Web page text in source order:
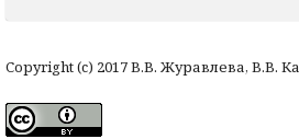
Copyright (c) 2017 В.В. Журавлева, В.В.